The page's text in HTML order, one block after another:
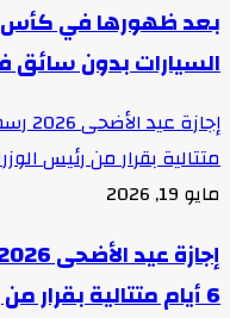
بعد ظهورها في كأس
السيارات بدون
متتالية بقرار من رئيس
مايو 19, 2026
6 أيام متتالية بقرار من رئيس الوزراء